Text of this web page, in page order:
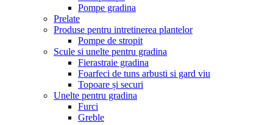
Pompe gradina
Prelate
Produse pentru intretinerea plantelor
Pompe de stropit
Scule si unelte pentru gradina
Fierastraie gradina
Foarfeci de tuns arbusti si gard viu
Topoare și securi
Unelte pentru gradina
Furci
Greble